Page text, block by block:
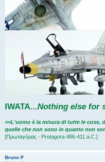
IWATA...Nothing else for
<<L'uomo è la misura di tutte le cose,
quelle che non sono in quanto non
[Πρωταγόρας - Protagora 486-411 a.C.]
Bruno P